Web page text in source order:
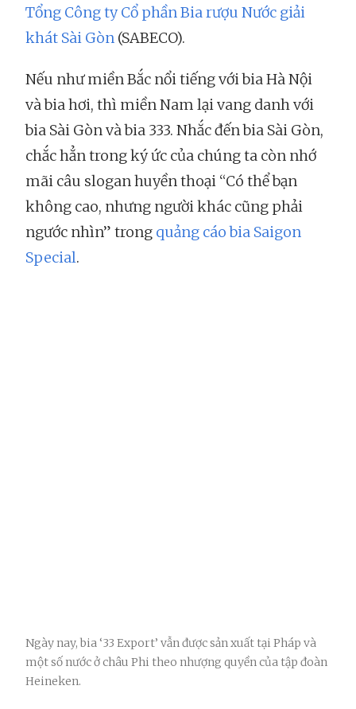
Tổng Công ty Cổ phần Bia rượu Nước giải
khát Sài Gòn (SABECO).
Nếu như miền Bắc nổi tiếng với bia Hà Nội
và bia hơi, thì miền Nam lại vang danh với
bia Sài Gòn và bia 333. Nhắc đến bia Sài Gòn,
chắc hẳn trong ký ức của chúng ta còn nhớ
mãi câu slogan huyền thoại “Có thể bạn
không cao, nhưng người khác cũng phải
ngước nhìn” trong quảng cáo bia Saigon
Special.
Ngày nay, bia ‘33 Export’ vẫn được sản xuất tại Pháp và
một số nước ở châu Phi theo nhượng quyền của tập đoàn
Heineken.